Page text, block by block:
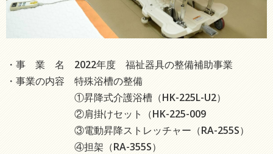
・事 業 名 2022年度 福祉器具の整備補助事業
・事業の内容 特殊浴槽の整備
①昇降式介護浴槽（HK-225L-U2）
②肩掛けセット（HK-225-009
③電動昇降ストレッチャー（RA-255S）
④担架（RA-355S）